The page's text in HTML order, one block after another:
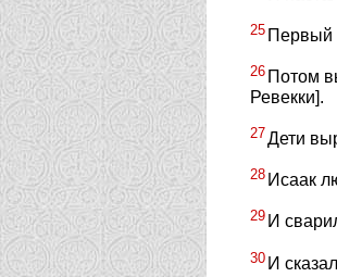
25 Первый
26 Потом
Ревекки].
27Дети
28 Исаак
29 И
30 И